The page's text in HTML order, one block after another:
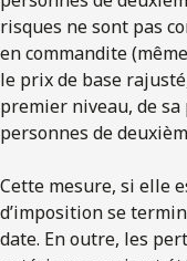
risques ne sont pas
en commandite
le prix de base
premier niveau, de
personnes de
Cette mesure, si elle
d’imposition se
date. En outre, les